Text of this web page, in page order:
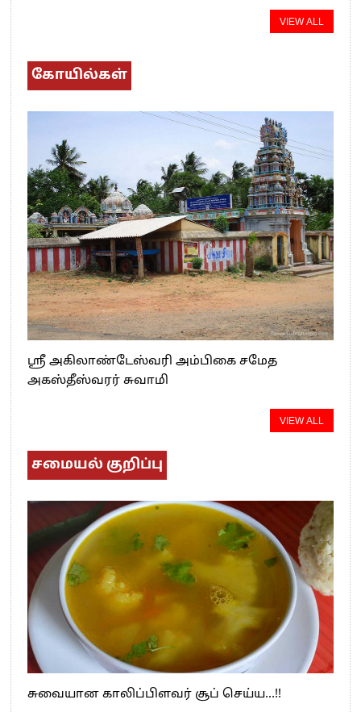
VIEW ALL
கோயில்கள்
ஸ்ரீ அகிலாண்டேஸ்வரி அம்பிகை சமேத
அகஸ்தீஸ்வரர் சுவாமி
VIEW ALL
சமையல் குறிப்பு
சுவையான காலிப்பிளவர் சூப் செய்ய…!!